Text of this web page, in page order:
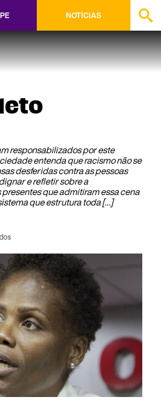
NOTÍCIAS
responsabilizados por este
entenda que racismo não se
desferidas contra as pessoas
e refletir sobre a
que admitiram essa cena
que estrutura toda […]